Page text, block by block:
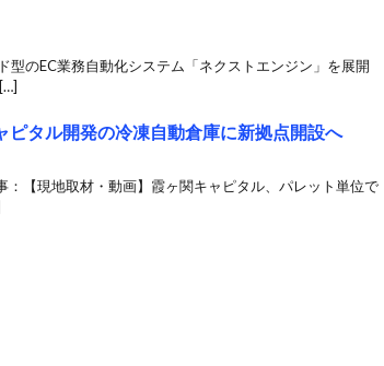
のEC業務自動化システム「ネクストエンジン」を展開
ピタル開発の冷凍自動倉庫に新拠点開設へ
：【現地取材・動画】霞ヶ関キャピタル、パレット単位で